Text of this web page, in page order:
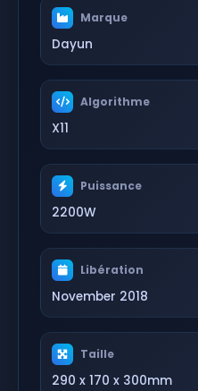
Marque
Dayun
Algorithme
X11
Puissance
2200W
Libération
November 2018
Taille
290 x 170 x 300mm